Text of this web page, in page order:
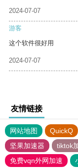
2024-07-07
游客
这个软件很好用
2024-07-07
友情链接
网站地图 QuickQ
坚果加速器
tiktok
免费vqn外网加速